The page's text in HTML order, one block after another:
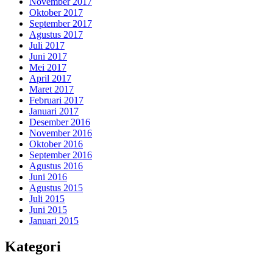
Oktober 2017
September 2017
Agustus 2017
Juli 2017
Juni 2017
Mei 2017
April 2017
Maret 2017
Februari 2017
Januari 2017
Desember 2016
November 2016
Oktober 2016
September 2016
Agustus 2016
Juni 2016
Agustus 2015
Juli 2015
Juni 2015
Januari 2015
Kategori